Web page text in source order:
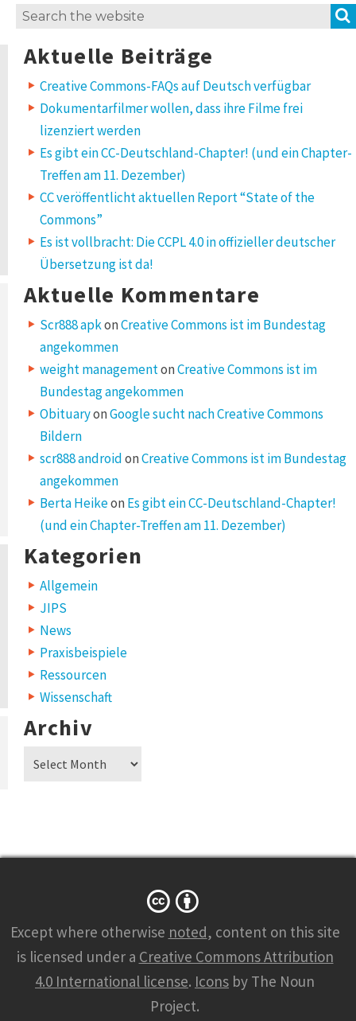
Search
Aktuelle Beiträge
Creative Commons-FAQs auf Deutsch verfügbar
Dokumentarfilmer wollen, dass ihre Filme frei
lizenziert werden
Es gibt ein CC-Deutschland-Chapter! (und ein Chapter-
Treffen am 11. Dezember)
CC veröffentlicht aktuellen Report “State of the
Commons”
Es ist vollbracht: Die CCPL 4.0 in offizieller deutscher
Übersetzung ist da!
Aktuelle Kommentare
Scr888 apkonCreative Commons ist im Bundestag
angekommen
weight managementonCreative Commons ist im
Bundestag angekommen
ObituaryonGoogle sucht nach Creative Commons
Bildern
scr888 androidonCreative Commons ist im Bundestag
angekommen
Berta Heikeon Es gibt ein CC-Deutschland-Chapter!
(und ein Chapter-Treffen am 11. Dezember)
Kategorien
Allgemein
JIPS
News
Praxisbeispiele
Ressourcen
Wissenschaft
Archiv
Archiv
Except where otherwise noted, content on this site
is licensed under a Creative Commons Attribution
4.0 International license. Icons by The Noun
Project.